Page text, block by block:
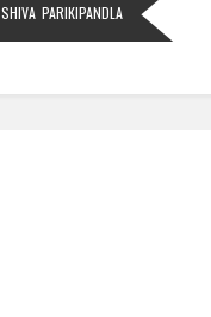
SHIVA PARIKIPANDLA